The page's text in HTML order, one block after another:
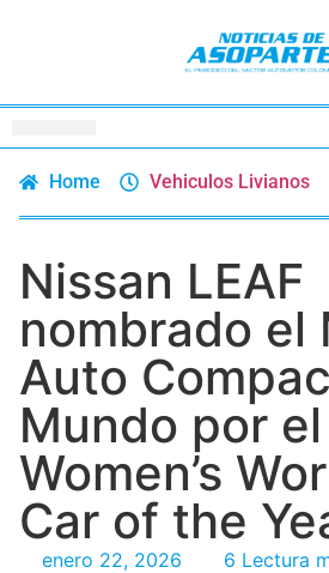
Home Vehiculos Livianos
Nissan LEAF
nombrado el
Auto
Mundo por
Women’s
Car of the
enero 22, 2026 6 Lectura